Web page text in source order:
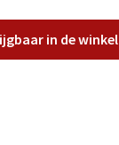
in de winkel